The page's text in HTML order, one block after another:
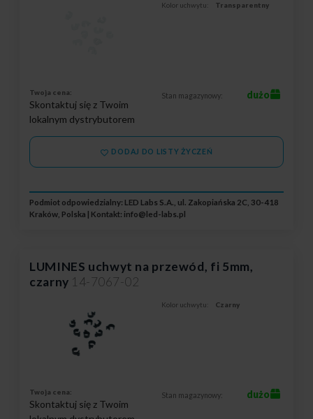
Kolor uchwytu: Transparentny
Twoja cena:
Skontaktuj się z Twoim
lokalnym dystrybutorem
Stan magazynowy: dużo
DODAJ DO LISTY ŻYCZEŃ
Podmiot odpowiedzialny: LED Labs S.A., ul. Zakopiańska 2C, 30-418
Kraków, Polska | Kontakt: info@led-labs.pl
LUMINES uchwyt na przewód, fi 5mm,
czarny 14-7067-02
Kolor uchwytu: Czarny
Twoja cena:
Skontaktuj się z Twoim
Stan magazynowy: dużo